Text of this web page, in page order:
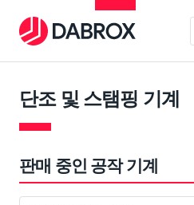
단조 및 스탬핑 기계
판매 중인 공작 기계